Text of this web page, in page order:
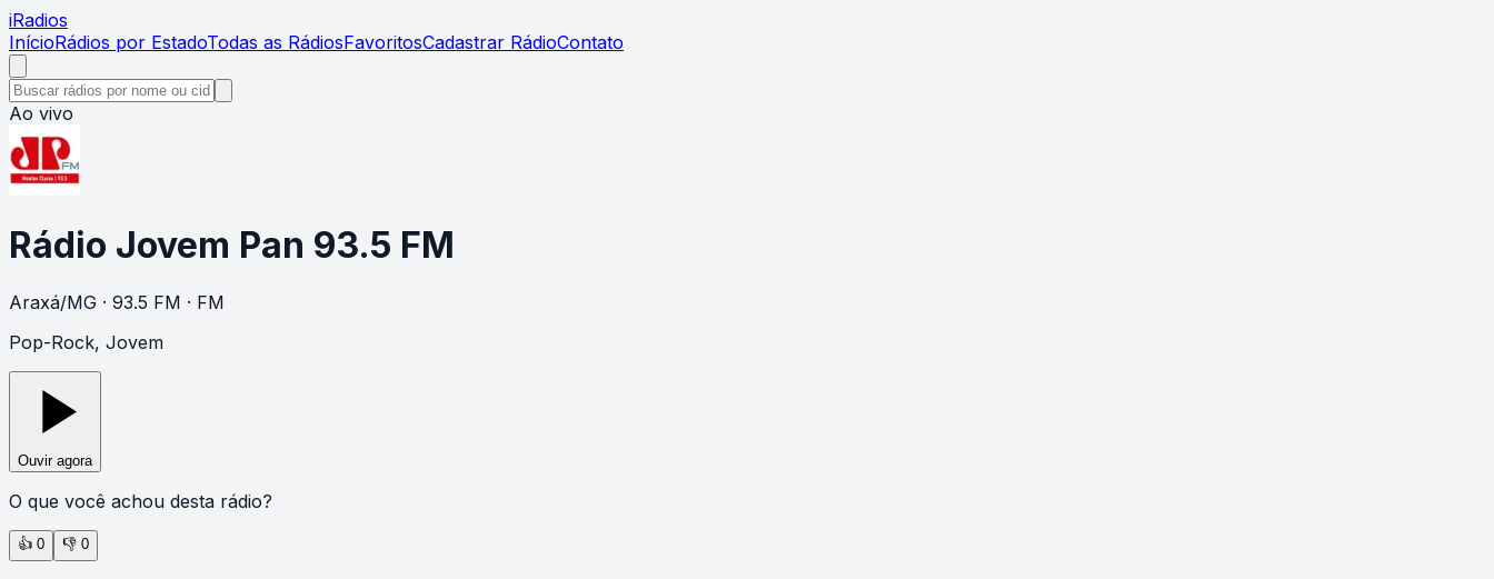
iRadios
InícioRádios por EstadoTodas as RádiosFavoritosCadastrar RádioContato
Ao vivo
Rádio Jovem Pan 93.5 FM
Araxá/MG · 93.5 FM · FM
Pop-Rock, Jovem
Ouvir agora
O que você achou desta rádio?
👍 0 👎 0